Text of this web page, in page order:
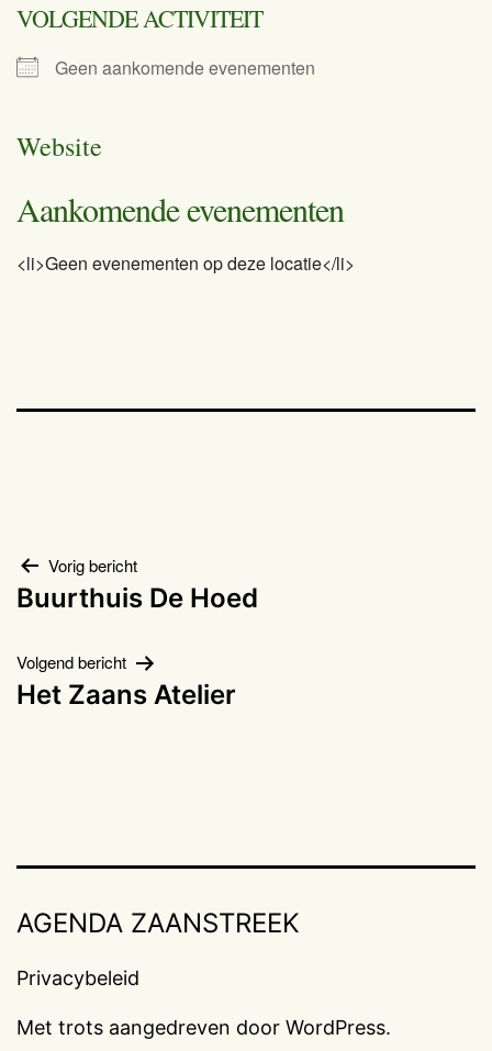
VOLGENDE ACTIVITEIT
Geen aankomende evenementen
Website
Aankomende evenementen
<li>Geen evenementen op deze locatie</li>
Bericht
Vorig bericht
Buurthuis De Hoed
Volgend bericht
Het Zaans Atelier
AGENDA ZAANSTREEK
Privacybeleid
Met trots aangedreven door WordPress.